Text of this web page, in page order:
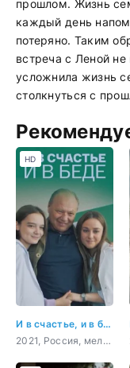
прошлом. Жизнь
каждый день
потеряно. Таким
встреча с Леной
усложнила жизнь
столкнуться с
И в счастье, и в беде
2021, Россия, мелодрама, драма
HD